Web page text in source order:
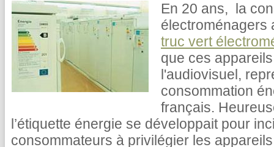
En 20 ans, la
électroménagers
truc vert
que ces
l'audiovisuel,
consommation
français.
l’étiquette énergie se développait pour
consommateurs à privilégier les